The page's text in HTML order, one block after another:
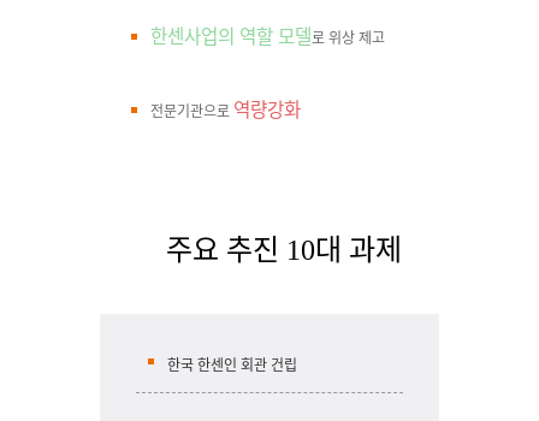
한센사업의 역할 모델로 위상 제고
전문기관으로 역량강화
주요 추진 10대 과제
한국 한센인 회관 건립